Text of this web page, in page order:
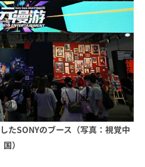
SONYのブース（写真：視覚中
国）